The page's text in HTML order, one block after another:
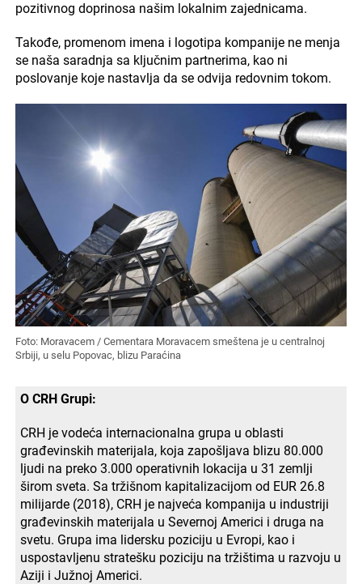
pozitivnog doprinosa našim lokalnim zajednicama.
Takođe, promenom imena i logotipa kompanije ne menja
se naša saradnja sa ključnim partnerima, kao ni
poslovanje koje nastavlja da se odvija redovnim tokom.
Foto: Moravacem / Cementara Moravacem smeštena je u centralnoj
Srbiji, u selu Popovac, blizu Paraćina
O CRH Grupi:
CRH je vodeća internacionalna grupa u oblasti
građevinskih materijala, koja zapošljava blizu 80.000
ljudi na preko 3.000 operativnih lokacija u 31 zemlji
širom sveta. Sa tržišnom kapitalizacijom od EUR 26.8
milijarde (2018), CRH je najveća kompanija u industriji
građevinskih materijala u Severnoj Americi i druga na
svetu. Grupa ima lidersku poziciju u Evropi, kao i
uspostavljenu stratešku poziciju na tržištima u razvoju u
Aziji i Južnoj Americi.